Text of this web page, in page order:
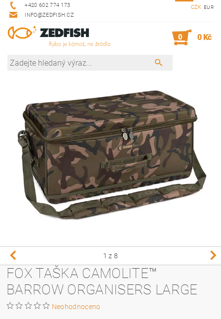
+420 602 774 173
INFO@ZEDFISH.CZ
CZK EUR
0 0 Kč
1 z 8
FOX TAŠKA CAMOLITE™
BARROW ORGANISERS LARGE
Neohodnoceno